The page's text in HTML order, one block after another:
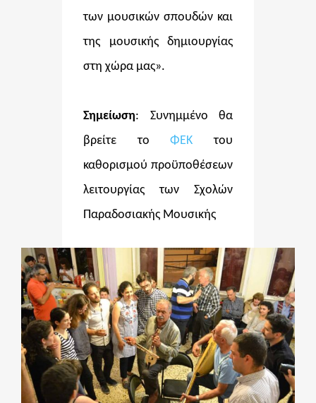
των μουσικών σπουδών και
της μουσικής δημιουργίας
στη χώρα μας».
Σημείωση: Συνημμένο θα
βρείτε τοΦΕΚ του
καθορισμού προϋποθέσεων
λειτουργίας των Σχολών
Παραδοσιακής Μουσικής